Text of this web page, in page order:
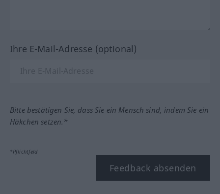
Ihre E-Mail-Adresse (optional)
Bitte bestätigen Sie, dass Sie ein Mensch sind, indem Sie ein
Häkchen setzen.*
*Pflichtfeld
Feedback absenden